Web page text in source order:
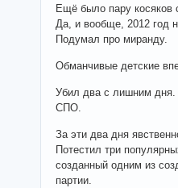
Ещё было пару косяков
Да, и вообще, 2012 год
Подумал про миранду.
Обманчивые детские
Убил два с лишним дня.
СПО.
За эти два дня
Потестил три
созданный одним из
партии.